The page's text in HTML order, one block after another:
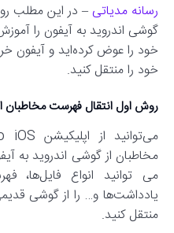
رسانه مدیاتی – در این مطلب
گوشی اندروید به آیفون را
خود را عوض کرده‌اید و آیفون
خود را منتقل کنید.
روش اول انتقال فهرست مخاطبان
مخاطبان از گوشی اندروید به
می توانید انواع فایل‌ها،
یادداشت‌ها و… را از گوشی
منتقل کنید.